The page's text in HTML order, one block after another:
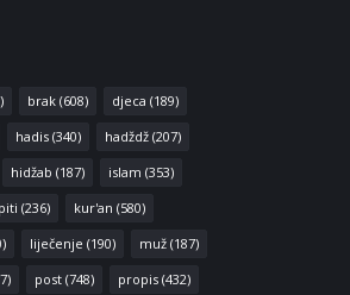
brak(608) djeca (189)
hadis(340) hadždž(207)
hidžab (187) islam (353)
(236) kur'an (580)
liječenje (190) muž(187)
post(748) propis(432)